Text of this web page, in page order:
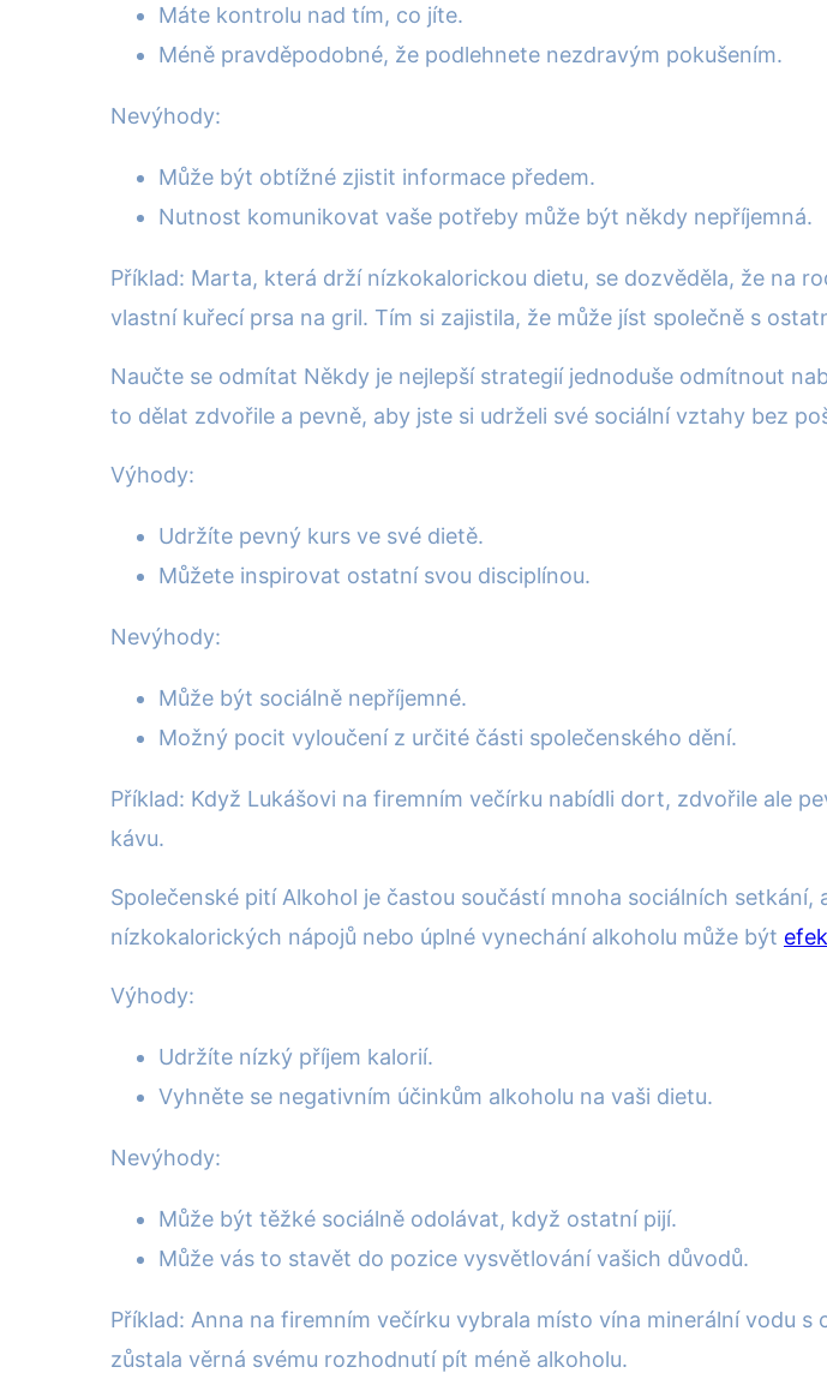
Máte kontrolu nad tím, co jíte.
Méně pravděpodobné, že podlehnete nezdravým pokušením.
Nevýhody:
Může být obtížné zjistit informace předem.
Nutnost komunikovat vaše potřeby může být někdy nepříjemná.
Příklad: Marta, která drží nízkokalorickou dietu, se dozvěděla, že na
vlastní kuřecí prsa na gril. Tím si zajistila, že může jíst společně s
Naučte se odmítat Někdy je nejlepší strategií jednoduše odmítnout
to dělat zdvořile a pevně, aby jste si udrželi své sociální vztahy bez
Výhody:
Udržíte pevný kurs ve své dietě.
Můžete inspirovat ostatní svou disciplínou.
Nevýhody:
Může být sociálně nepříjemné.
Možný pocit vyloučení z určité části společenského dění.
Příklad: Když Lukášovi na firemním večírku nabídli dort, zdvořile ale
kávu.
Společenské pití Alkohol je častou součástí mnoha sociálních
nízkokalorických nápojů nebo úplné vynechání alkoholu může být
Výhody:
Udržíte nízký příjem kalorií.
Vyhněte se negativním účinkům alkoholu na vaši dietu.
Nevýhody:
Může být těžké sociálně odolávat, když ostatní pijí.
Může vás to stavět do pozice vysvětlování vašich důvodů.
Příklad: Anna na firemním večírku vybrala místo vína minerální vodu
zůstala věrná svému rozhodnutí pít méně alkoholu.